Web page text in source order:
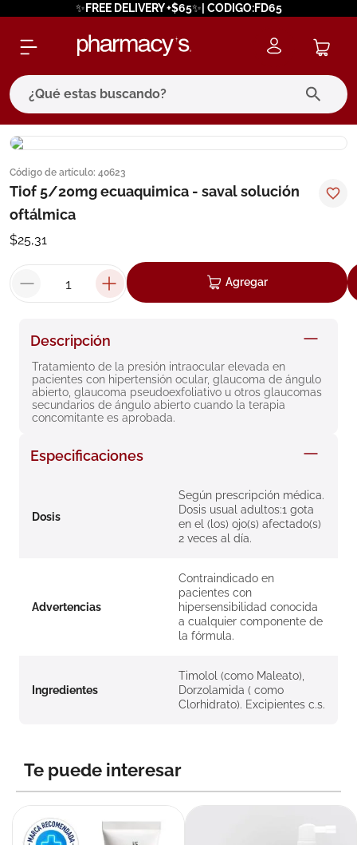
✨FREE DELIVERY +$65✨| CODIGO:FD65
¿Qué estas buscando?
Código de artículo: 40623
Tiof 5/20mg ecuaquimica - saval solución
oftálmica
$25,31
Agregar
Descripción
Tratamiento de la presión intraocular elevada en
pacientes con hipertensión ocular, glaucoma de ángulo
abierto, glaucoma pseudoexfoliativo u otros glaucomas
secundarios de ángulo abierto cuando la terapia
concomitante es aprobada.
Especificaciones
Dosis
Según prescripción médica.
Dosis usual adultos:1 gota
en el (los) ojo(s) afectado(s)
2 veces al día.
Advertencias
Contraindicado en
pacientes con
hipersensibilidad conocida
a cualquier componente de
la fórmula.
Ingredientes
Timolol (como Maleato),
Dorzolamida ( como
Clorhidrato). Excipientes c.s.
Te puede interesar
términos más buscados
1. eucerin
cerave
7. isdin
8. roche posay
9. megacistin